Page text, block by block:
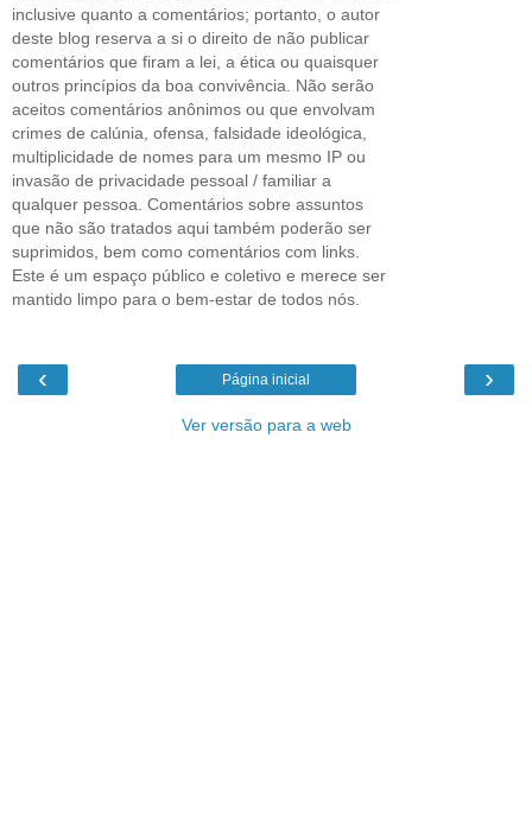
inclusive quanto a comentários; portanto, o autor
deste blog reserva a si o direito de não publicar
comentários que firam a lei, a ética ou quaisquer
outros princípios da boa convivência. Não serão
aceitos comentários anônimos ou que envolvam
crimes de calúnia, ofensa, falsidade ideológica,
multiplicidade de nomes para um mesmo IP ou
invasão de privacidade pessoal / familiar a
qualquer pessoa. Comentários sobre assuntos
que não são tratados aqui também poderão ser
suprimidos, bem como comentários com links.
Este é um espaço público e coletivo e merece ser
mantido limpo para o bem-estar de todos nós.
‹ ›
Página inicial
Ver versão para a web